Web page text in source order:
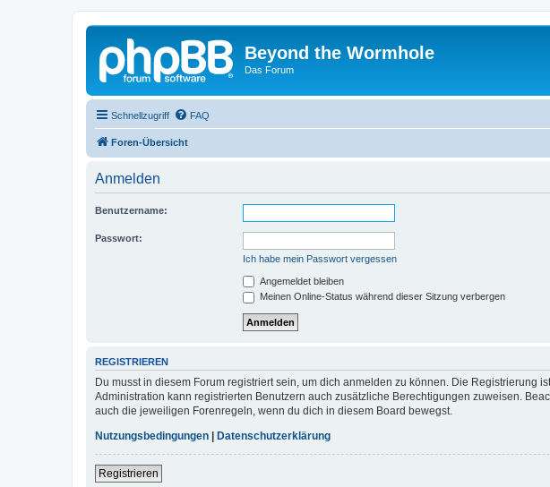
Beyond the Wormhole
Das Forum
Schnellzugriff FAQ
Foren-Übersicht
Anmelden
Benutzername:
Passwort:
Ich habe mein Passwort vergessen
Angemeldet bleiben
Meinen Online-Status während dieser Sitzung verbergen
REGISTRIEREN
Du musst in diesem Forum registriert sein, um dich anmelden zu können. Die
Administration kann registrierten Benutzern auch zusätzliche Berechtigungen zuweisen.
auch die jeweiligen Forenregeln, wenn du dich in diesem Board bewegst.
Nutzungsbedingungen
Datenschutzerklärung
Registrieren